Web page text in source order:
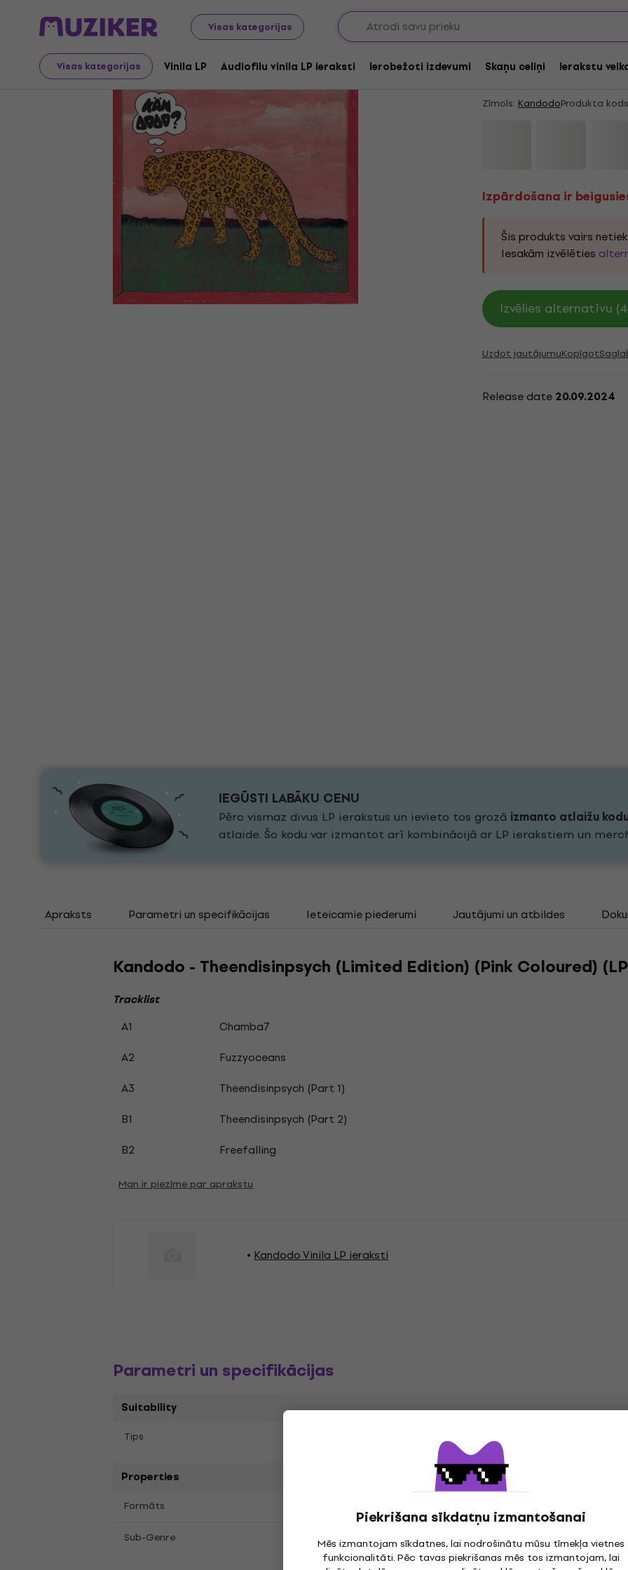
Visas kategorijas
Visas kategorijas Vinila LP Audiofilu vinila LP ieraksti Ierobežoti izdevumi Skaņu celiņi Ierakstu
Piekrišana sīkdatņu izmantošanai
Mēs izmantojam sīkdatnes, lai nodrošinātu mūsu tīmekļa vietnes
funkcionalitāti. Pēc tavas piekrišanas mēs tos izmantojam, lai
LP ieraksti un kompaktdiski Vinila LP
Izpārdošana ir beigusies
Izpārdošana ir beigusies
Kandodo -
Coloured) (LP)
Zīmols: KandodoProdukta
Izpārdošana ir
Šis produkts vairs
Iesakām izvēlēties
Izvēlies alternatīvu
Uzdot jautājumuKopīgot
Release date 20.09.2024
IEGŪSTI LABĀKU CENU
Pērc vismaz divus LP ierakstus un ievieto tos grozā izmanto atlaižu
atlaide. Šo kodu var izmantot arī kombinācijā ar LP ierakstiem un
Apraksts Parametri un specifikācijas Ieteicamie piederumi Jautājumi un atbildes
Kandodo - Theendisinpsych (Limited Edition) (Pink Coloured)
Tracklist
A1 Chamba7
A2
Fuzzyoceans
A3
Theendisinpsych (Part 1)
B1
Theendisinpsych (Part 2)
B2
Freefalling
Man ir piezīme par aprakstu
Kandodo Vinila LP ieraksti
Parametri un specifikācijas
Suitability
Tips
Properties
Formāts
Sub-Genre , Experimental
Instrumental,Lo-Fi,
Psychedelic Rock
Release year